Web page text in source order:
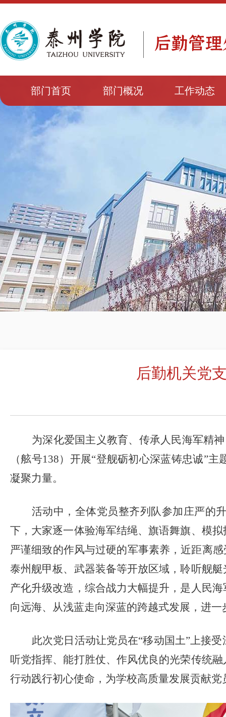
部门首页 部门概况 工作动态
后勤机关党
为深化爱国主义教育、传承人民海军精
（舷号138）开展“登舰砺初心深蓝铸忠诚”主
凝聚力量。
活动中，全体党员整齐列队参加庄严的
下，大家逐一体验海军结绳、旗语舞旗、模
严谨细致的作风与过硬的军事素养，近距离感
泰州舰甲板、武器装备等开放区域，聆听舰
产化升级改造，综合战力大幅提升，是人民
向远海、从浅蓝走向深蓝的跨越式发展，进
此次党日活动让党员在“移动国土”上接受
听党指挥、能打胜仗、作风优良的光荣传统
行动践行初心使命，为学校高质量发展贡献党